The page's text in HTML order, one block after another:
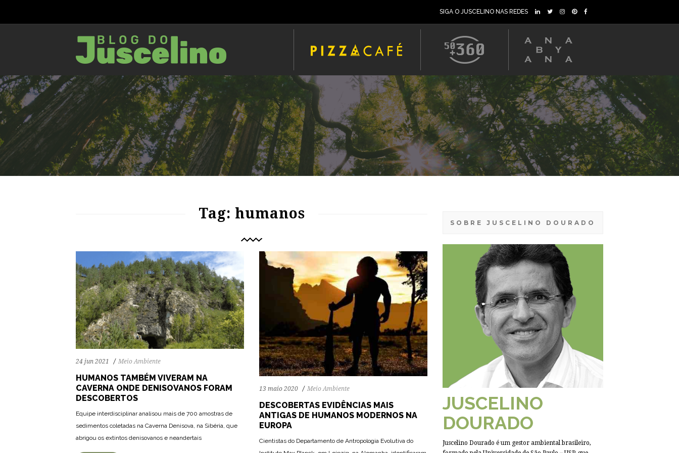
SIGA O JUSCELINO NAS REDES
Tag: humanos
24 jun 2021 Meio Ambiente
HUMANOS TAMBÉM VIVERAM NA
CAVERNA ONDE DENISOVANOS FORAM
DESCOBERTOS
Equipe interdisciplinar analisou mais de 700 amostras de
sedimentos coletadas na Caverna Denisova, na Sibéria, que
abrigou os extintos denisovanos e neandertais
13 maio 2020 Meio Ambiente
DESCOBERTAS EVIDÊNCIAS MAIS
ANTIGAS DE HUMANOS MODERNOS NA
EUROPA
Cientistas do Departamento de Antropologia Evolutiva do
SOBRE JUSCELINO DOURADO
JUSCELINO
DOURADO
Juscelino Dourado é um gestor ambiental brasileiro,